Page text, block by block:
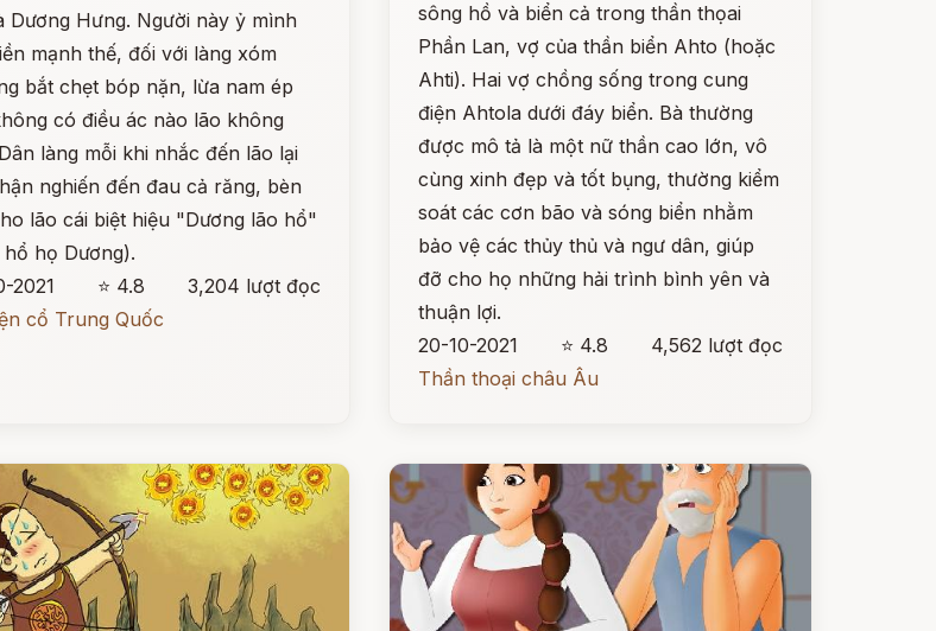
Dương Hưng. Người này ỷ mình
mạnh thế, đối với làng xóm
bắt chẹt bóp nặn, lừa nam ép
có điều ác nào lão không
làng mỗi khi nhắc đến lão lại
nghiến đến đau cả răng, bèn
lão cái biệt hiệu "Dương lão hổ"
hổ họ Dương).
2021
⭐ 4.8
3,204 lượt đọc
cổ Trung Quốc
sông hồ và biển cả trong thần thọai
Phần Lan, vợ của thần biển Ahto (hoặc
Ahti). Hai vợ chồng sống trong cung
điện Ahtola dưới đáy biển. Bà thường
được mô tả là một nữ thần cao lớn, vô
cùng xinh đẹp và tốt bụng, thường kiểm
soát các cơn bão và sóng biển nhằm
bảo vệ các thủy thủ và ngư dân, giúp
đỡ cho họ những hải trình bình yên và
thuận lợi.
20-10-2021
⭐ 4.8
4,562 lượt đọc
Thần thoại châu Âu